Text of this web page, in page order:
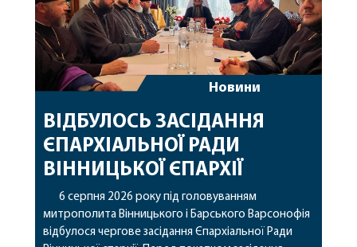
Новини
ВІДБУЛОСЬ ЗАСІДАННЯ
ЄПАРХІАЛЬНОЇ РАДИ
ВІННИЦЬКОЇ ЄПАРХІЇ
6 серпня 2026 року під головуванням
митрополита Вінницького і Барського Варсонофія
відбулося чергове засідання Єпархіальної Ради